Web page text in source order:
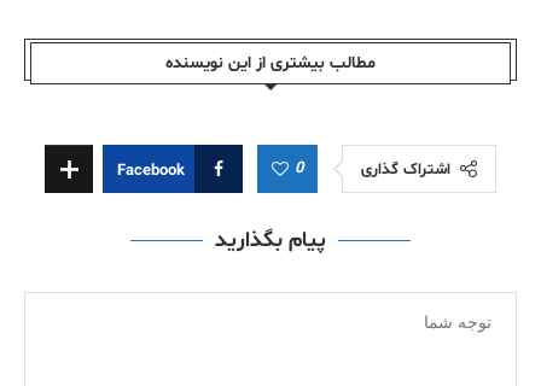
مطالب بیشتری از این نویسندە
اشتراک گذاری 0
Facebook
پیام بگذارید